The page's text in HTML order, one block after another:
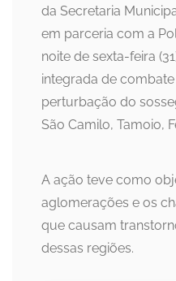
da Secretaria
em parceria com a
noite de sexta-feira
integrada de
perturbação do
São Camilo, Tamoio,
A ação teve como
aglomerações e os
que causam
dessas regiões.